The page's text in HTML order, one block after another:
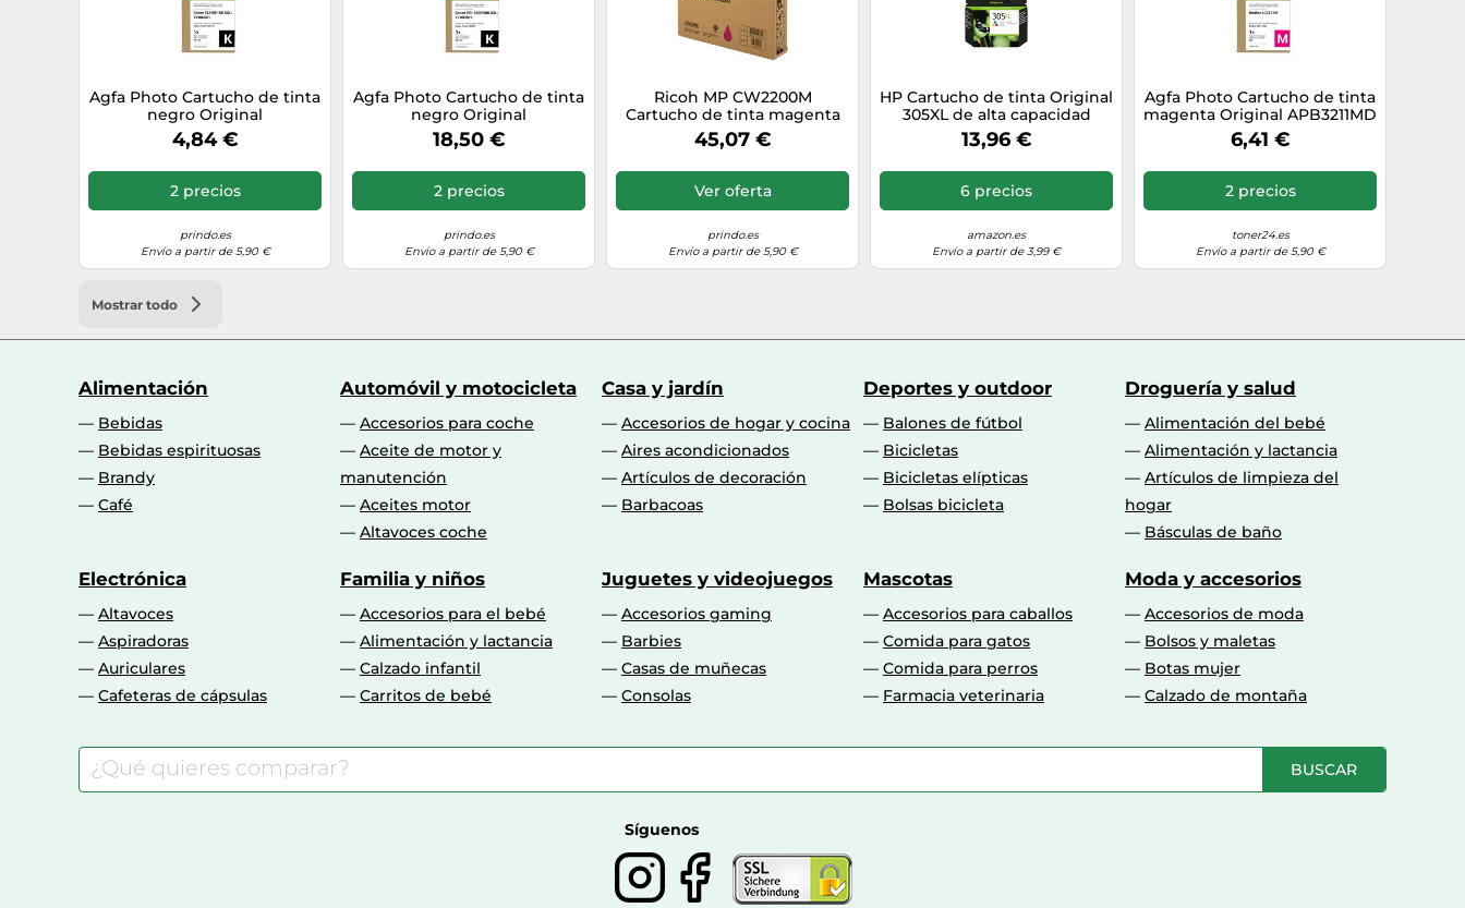
Agfa Photo Cartucho de tinta
negro Original
APCCLI581XXLBK
4,84 €
2 precios
prindo.es
Envío a partir de 5,90 €
Agfa Photo Cartucho de tinta
negro Original
APCPGI580XXLB
18,50 €
2 precios
prindo.es
Envío a partir de 5,90 €
Ricoh MP CW2200M
Cartucho de tinta magenta
Original 841637
45,07 €
Ver oferta
prindo.es
Envío a partir de 5,90 €
HP Cartucho de tinta Original
305XL de alta capacidad
tricolor
13,96 €
6 precios
amazon.es
Envío a partir de 3,99 €
Agfa Photo Cartucho de tinta
magenta Original APB3211MD
6,41 €
2 precios
toner24.es
Envío a partir de 5,90 €
Mostrar todo
Alimentación
Bebidas
Bebidas espirituosas
Brandy
Café
Automóvil y motocicleta
Accesorios para coche
Aceite de motor y
manutención
Aceites motor
Altavoces coche
Casa y jardín
Accesorios de hogar y cocina
Aires acondicionados
Artículos de decoración
Barbacoas
Deportes y outdoor
Balones de fútbol
Bicicletas
Bicicletas elípticas
Bolsas bicicleta
Droguería y salud
Alimentación del bebé
Alimentación y lactancia
Artículos de limpieza del
hogar
Básculas de baño
Electrónica
Altavoces
Aspiradoras
Auriculares
Cafeteras de cápsulas
Familia y niños
Accesorios para el bebé
Alimentación y lactancia
Calzado infantil
Carritos de bebé
Juguetes y videojuegos
Accesorios gaming
Barbies
Casas de muñecas
Consolas
Mascotas
Accesorios para caballos
Comida para gatos
Comida para perros
Farmacia veterinaria
Moda y accesorios
Accesorios de moda
Bolsos y maletas
Botas mujer
Calzado de montaña
BUSCAR
Síguenos